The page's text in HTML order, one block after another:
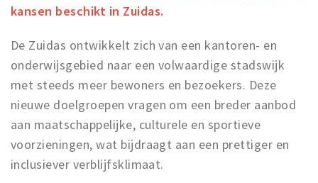
Magazine
Columns
Interviews
Hello Zuidas Articles
About Hello Zuidas
Programme
kansen beschikt in Zuidas.
De Zuidas ontwikkelt zich van een kantoren- en
onderwijsgebied naar een volwaardige stadswijk
met steeds meer bewoners en bezoekers. Deze
nieuwe doelgroepen vragen om een breder aanbod
aan maatschappelijke, culturele en sportieve
voorzieningen, wat bijdraagt aan een prettiger en
inclusiever verblijfsklimaat.